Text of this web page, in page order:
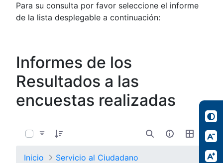
Para su consulta por favor seleccione el informe
de la lista desplegable a continuación:
Informes de los
Resultados a las
encuestas realizadas
Inicio
Servicio al Ciudadano